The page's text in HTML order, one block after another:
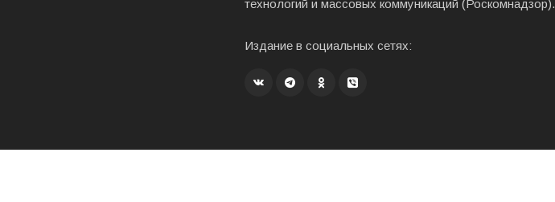
технологий и массовых коммуникаций (Роскомнадзор).
Издание в социальных сетях: